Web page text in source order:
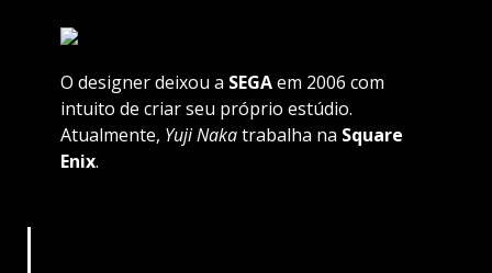
O designer deixou a SEGAem 2006 com
intuito de criar seu próprio estúdio.
Atualmente, Yuji Nakatrabalha na Square
Enix.